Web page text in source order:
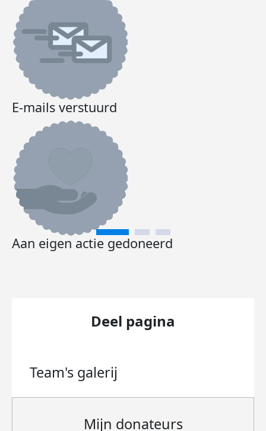
E-mails verstuurd
Aan eigen actie gedoneerd
Deel pagina
Team's galerij
Mijn donateurs